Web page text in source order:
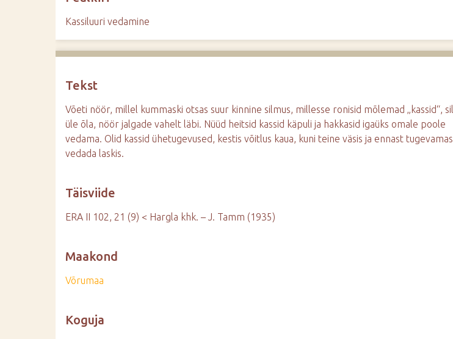
Kassiluuri vedamine
Tekst
Võeti nöör, millel kummaski otsas suur kinnine silmus, millesse ronisid mõlemad „kassid“,
üle õla, nöör jalgade vahelt läbi. Nüüd heitsid kassid käpuli ja hakkasid igaüks omale poole
vedama. Olid kassid ühetugevused, kestis võitlus kaua, kuni teine väsis ja ennast
vedada laskis.
Täisviide
ERA II 102, 21 (9) < Hargla khk. – J. Tamm (1935)
Maakond
Võrumaa
Koguja